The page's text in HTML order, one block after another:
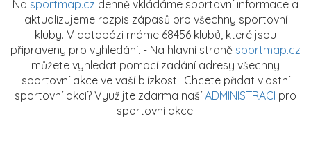
Na sportmap.cz denně vkládáme sportovní informace a
aktualizujeme rozpis zápasů pro všechny sportovní
kluby. V databázi máme 68456 klubů, které jsou
připraveny pro vyhledání. - Na hlavní straně sportmap.cz
můžete vyhledat pomocí zadání adresy všechny
sportovní akce ve vaší blízkosti. Chcete přidat vlastní
sportovní akci? Využijte zdarma naší ADMINISTRACI pro
sportovní akce.